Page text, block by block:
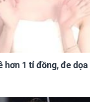
hơn 1 tỉ đồng, đe dọa